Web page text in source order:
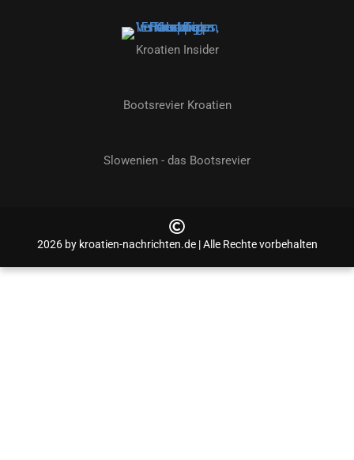
Kroatien Insider
Bootsrevier Kroatien
Slowenien - das Bootsrevier
2026 by kroatien-nachrichten.de | Alle Rechte vorbehalten